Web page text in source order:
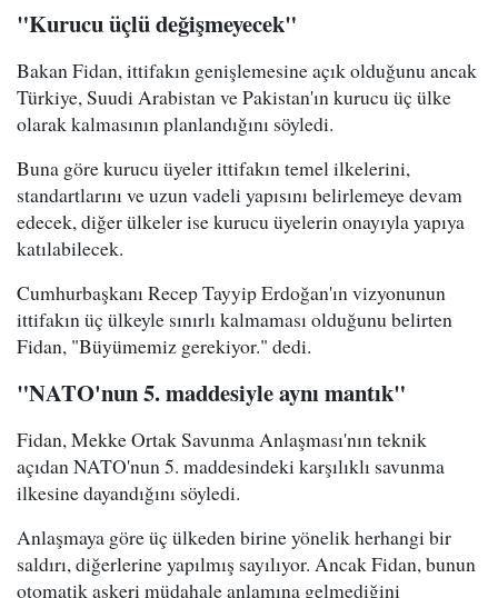
"Kurucu üçlü değişmeyecek"
Bakan Fidan, ittifakın genişlemesine açık olduğunu ancak
Türkiye, Suudi Arabistan ve Pakistan'ın kurucu üç ülke
olarak kalmasının planlandığını söyledi.
Buna göre kurucu üyeler ittifakın temel ilkelerini,
standartlarını ve uzun vadeli yapısını belirlemeye devam
edecek, diğer ülkeler ise kurucu üyelerin onayıyla yapıya
katılabilecek.
Cumhurbaşkanı Recep Tayyip Erdoğan'ın vizyonunun
ittifakın üç ülkeyle sınırlı kalmaması olduğunu belirten
Fidan, "Büyümemiz gerekiyor." dedi.
"NATO'nun 5. maddesiyle aynı mantık"
Fidan, Mekke Ortak Savunma Anlaşması'nın teknik
açıdan NATO'nun 5. maddesindeki karşılıklı savunma
ilkesine dayandığını söyledi.
Anlaşmaya göre üç ülkeden birine yönelik herhangi bir
saldırı, diğerlerine yapılmış sayılıyor. Ancak Fidan, bunun
otomatik askeri müdahale anlamına gelmediğini